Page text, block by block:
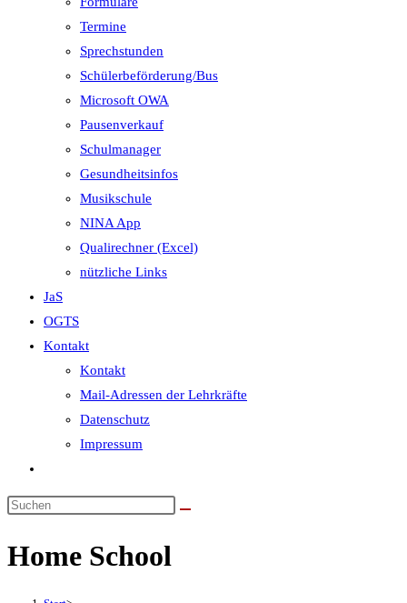
Termine
Sprechstunden
Schülerbeförderung/Bus
Microsoft OWA
Pausenverkauf
Schulmanager
Gesundheitsinfos
Musikschule
NINA App
Qualirechner (Excel)
nützliche Links
JaS
OGTS
Kontakt
Kontakt
Mail-Adressen der Lehrkräfte
Datenschutz
Impressum
umschalten
Home School